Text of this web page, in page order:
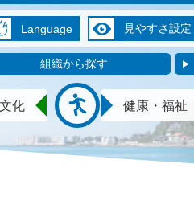
Language 見やすさ設定
組織から探す
化 健康・福祉